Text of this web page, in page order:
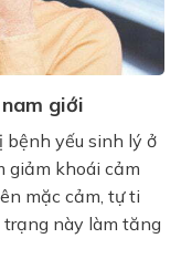
giới
bệnh yếu sinh lý ở
giảm khoái cảm
mặc cảm, tự ti
này làm tăng